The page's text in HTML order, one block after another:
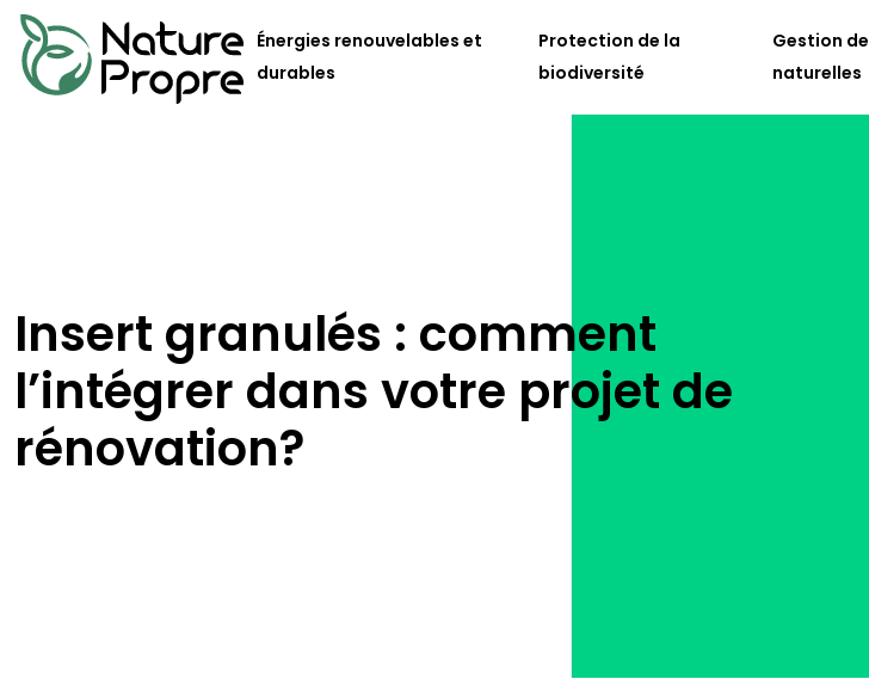
Énergies renouvelables et
durables
Protection de la
biodiversité
Gestion
naturelles
Insert granulés : comment
l’intégrer dans votre projet de
rénovation?